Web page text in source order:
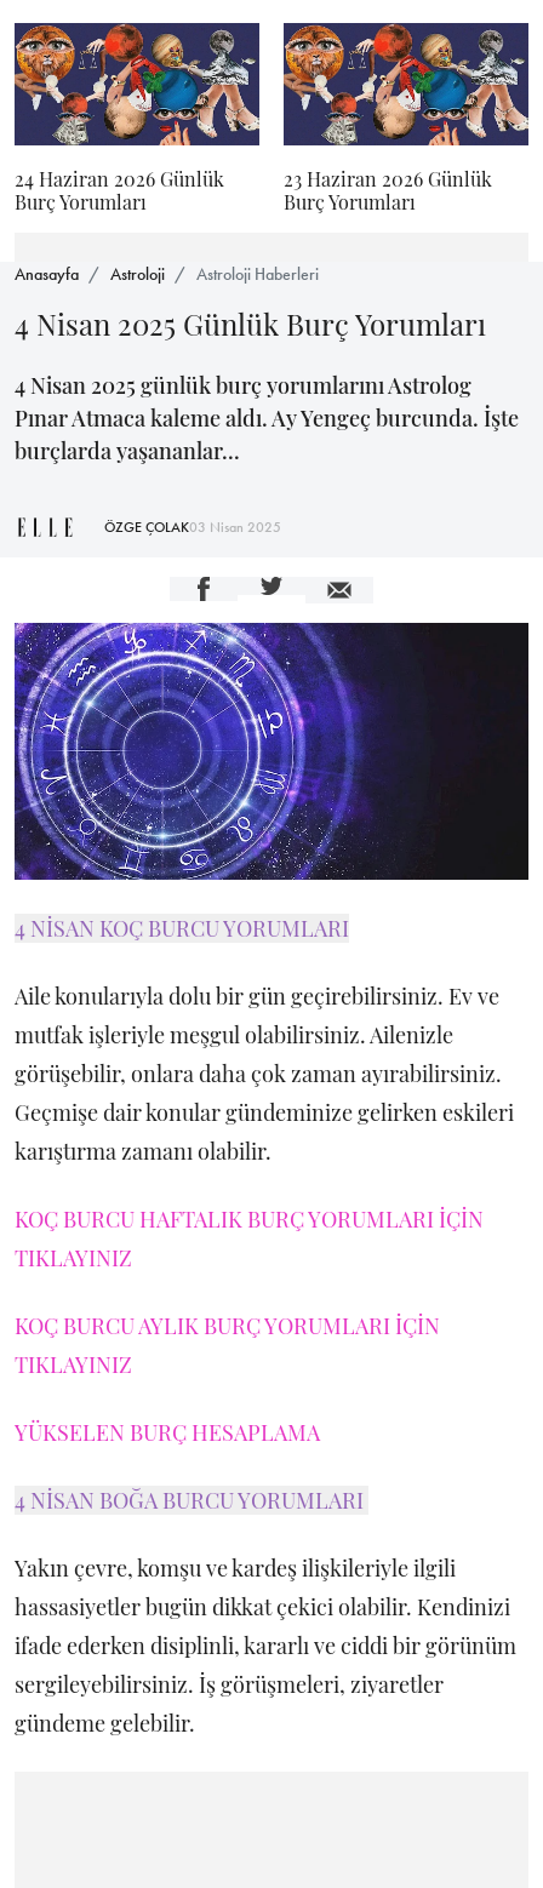
24 Haziran 2026 Günlük
Burç Yorumları
23 Haziran 2026 Günlük
Burç Yorumları
Anasayfa Astroloji Astroloji Haberleri
4 Nisan 2025 Günlük Burç Yorumları
4 Nisan 2025 günlük burç yorumlarını Astrolog
Pınar Atmaca kaleme aldı. Ay Yengeç burcunda. İşte
burçlarda yaşananlar...
ÖZGE ÇOLAK03 Nisan 2025
4 NİSAN KOÇ BURCU YORUMLARI
Aile konularıyla dolu bir gün geçirebilirsiniz. Ev ve
mutfak işleriyle meşgul olabilirsiniz. Ailenizle
görüşebilir, onlara daha çok zaman ayırabilirsiniz.
Geçmişe dair konular gündeminize gelirken eskileri
karıştırma zamanı olabilir.
KOÇ BURCU HAFTALIK BURÇ YORUMLARI İÇİN
TIKLAYINIZ
KOÇ BURCU AYLIK BURÇ YORUMLARI İÇİN
TIKLAYINIZ
YÜKSELEN BURÇ HESAPLAMA
4 NİSAN BOĞA BURCU YORUMLARI
Yakın çevre, komşu ve kardeş ilişkileriyle ilgili
hassasiyetler bugün dikkat çekici olabilir. Kendinizi
ifade ederken disiplinli, kararlı ve ciddi bir görünüm
sergileyebilirsiniz. İş görüşmeleri, ziyaretler
gündeme gelebilir.